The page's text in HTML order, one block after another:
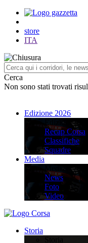
store
ITA
Cerca
Non sono stati trovati
Edizione 2026
Edizione 2026
Recap Corsa
Classifiche
Squadre
Media
Media
News
Foto
Video
Storia